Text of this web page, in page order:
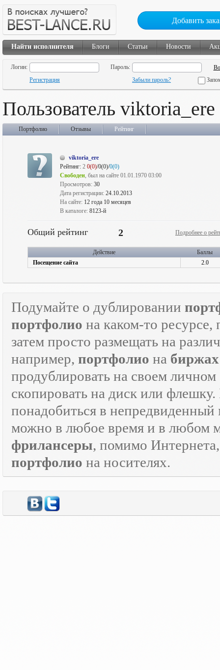
Добавить
Найти исполнителя Блоги Статьи Новости
Логин:
Пароль:
Регистрация
Забыли пароль?
Пользователь viktoria_ere
Портфолио Отзывы Рейтинг
viktoria_ere
Рейтинг: 2 0(0)/0(0)/0(0)
Свободен, был на сайте 01.01.1970 03:00
Просмотров: 30
Дата регистрации: 24.10.2013
На сайте: 12 года 10 месяцев
В каталоге: 8123-й
Общий рейтинг 2 Подробнее о
Действие
Баллы
Посещение сайта
2.0
Подумайте о дублировании
портфолио на каком-то ресурсе,
затем просто размещать на
например, портфолио на
продублировать на своем
скопировать на диск или
понадобиться в непредвиденный
можно в любое время и в любом
фрилансеры, помимо
портфолио на носителях.